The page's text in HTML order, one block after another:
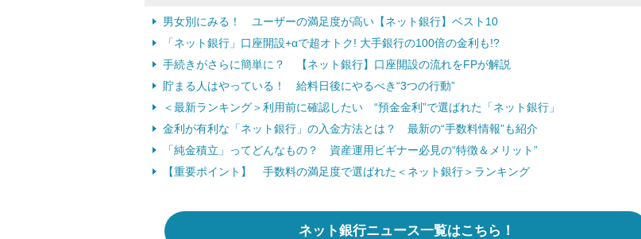
男女別にみる！ ユーザーの満足度が高い【ネット銀行】ベスト10
「ネット銀行」口座開設+αで超オトク! 大手銀行の100倍の金利も!?
手続きがさらに簡単に？ 【ネット銀行】口座開設の流れをFPが解説
貯まる人はやっている！ 給料日後にやるべき“3つの行動”
＜最新ランキング＞利用前に確認したい “預金金利”で選ばれた「ネット銀行」
金利が有利な「ネット銀行」の入金方法とは？ 最新の“手数料情報”も紹介
「純金積立」ってどんなもの？ 資産運用ビギナー必見の“特徴＆メリット”
【重要ポイント】 手数料の満足度で選ばれた＜ネット銀行＞ランキング
ネット銀行ニュース一覧はこちら！